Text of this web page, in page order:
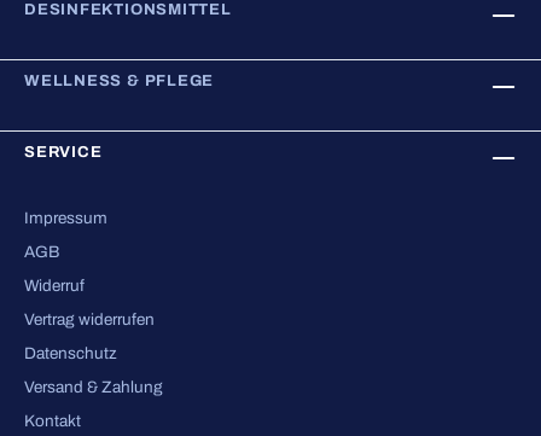
DESINFEKTIONSMITTEL
WELLNESS & PFLEGE
SERVICE
Impressum
AGB
Widerruf
Vertrag widerrufen
Datenschutz
Versand & Zahlung
Kontakt